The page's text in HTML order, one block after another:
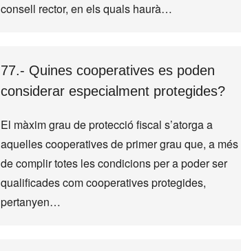
consell rector, en els quals haurà…
77.- Quines cooperatives es poden
considerar especialment protegides?
El màxim grau de protecció fiscal s’atorga a
aquelles cooperatives de primer grau que, a més
de complir totes les condicions per a poder ser
qualificades com cooperatives protegides,
pertanyen…